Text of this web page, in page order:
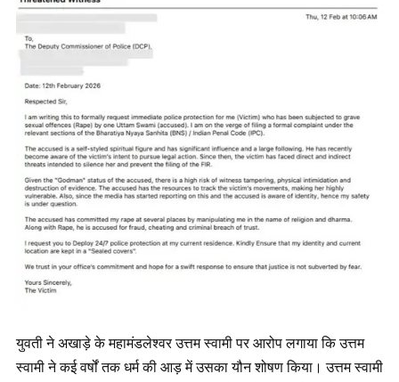
युवती ने अखाड़े के महामंडलेश्वर उत्तम स्वामी पर आरोप लगाया कि उत्तम
स्वामी ने कई वर्षों तक धर्म की आड़ में उसका यौन शोषण किया। उत्तम स्वामी